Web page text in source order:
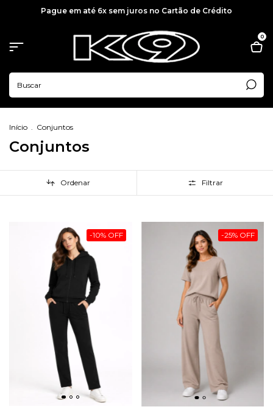
Pague em até 6x sem juros no Cartão de Crédito
0
Início . Conjuntos
Conjuntos
Ordenar Filtrar
-10% OFF -25% OFF